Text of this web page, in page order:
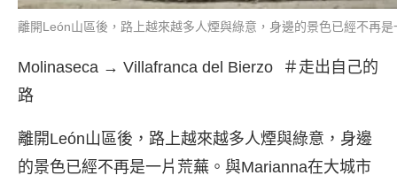
離開León山區後，路上越來越多人煙與綠意，身邊的景色已經不再
Molinaseca → Villafranca del Bierzo ＃走出自己的
路
離開León山區後，路上越來越多人煙與綠意，身邊
的景色已經不再是一片荒蕪。與Marianna在大城市